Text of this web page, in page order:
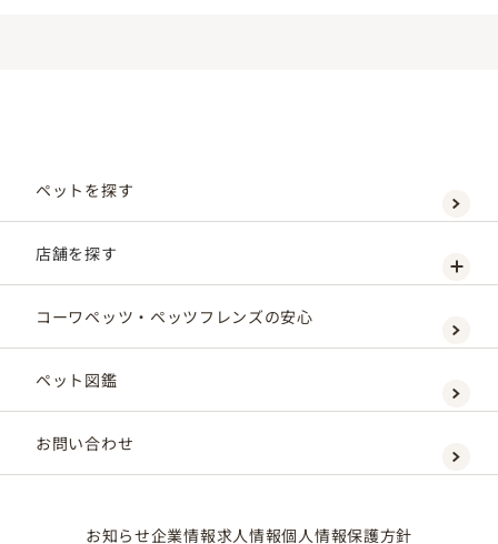
ペットを探す
店舗を探す
コーワペッツ・ペッツフレンズの安心
ペット図鑑
お問い合わせ
お知らせ企業情報求人情報個人情報保護方針